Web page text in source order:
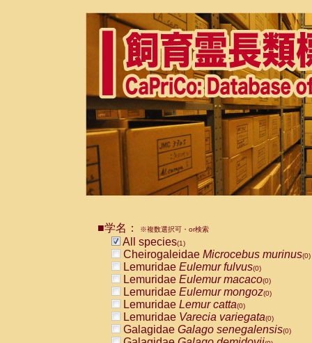
■学名： ※複数選択可・or検索
All species(1)
Cheirogaleidae Microcebus murinus(0)
Lemuridae Eulemur fulvus(0)
Lemuridae Eulemur macaco(0)
Lemuridae Eulemur mongoz(0)
Lemuridae Lemur catta(0)
Lemuridae Varecia variegata(0)
Galagidae Galago senegalensis(0)